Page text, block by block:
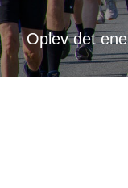
Oplev det